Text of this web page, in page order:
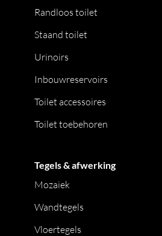
Randloos toilet
Staand toilet
Urinoirs
Inbouwreservoirs
Toilet accessoires
Toilet toebehoren
Tegels & afwerking
Mozaiek
Wandtegels
Vloertegels